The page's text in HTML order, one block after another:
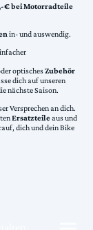
€ bei Motorradteile
in- und auswendig.
optischesZubehör
dich auf unseren
nächste Saison.
Versprechen an dich.
Ersatzteileaus und
dich und dein Bike